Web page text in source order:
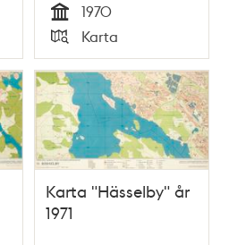
Tid
1970
Typ
Karta
Karta "Hässelby" år
1971